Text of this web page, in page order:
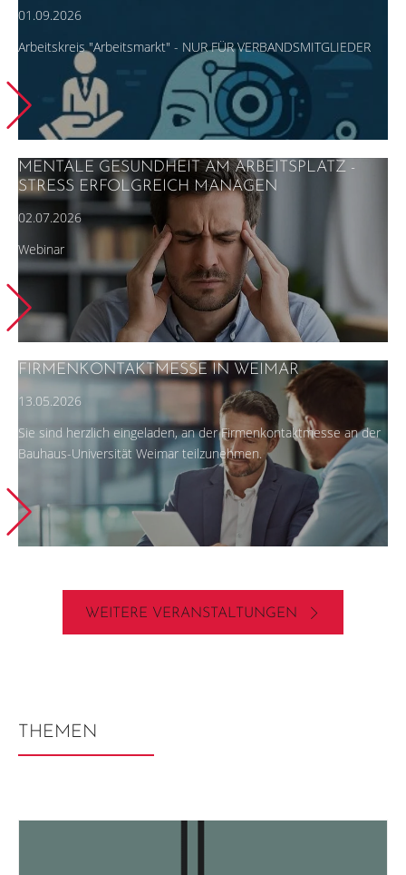
01.09.2026
Arbeitskreis "Arbeitsmarkt" - NUR FÜR VERBANDSMITGLIEDER
MENTALE GESUNDHEIT AM ARBEITSPLATZ -
STRESS ERFOLGREICH MANAGEN
02.07.2026
Webinar
FIRMENKONTAKTMESSE IN WEIMAR
13.05.2026
Sie sind herzlich eingeladen, an der Firmenkontaktmesse an der
Bauhaus-Universität Weimar teilzunehmen.
WEITERE VERANSTALTUNGEN
THEMEN